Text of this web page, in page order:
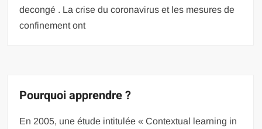
decongé . La crise du coronavirus et les mesures de
confinement ont
Pourquoi apprendre ?
En 2005, une étude intitulée « Contextual learning in